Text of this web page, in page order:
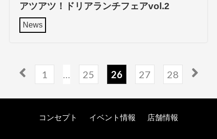
アツアツ！ドリアランチフェアvol.2
News
1 … 25 26 27 28
コンセプト イベント情報 店舗情報